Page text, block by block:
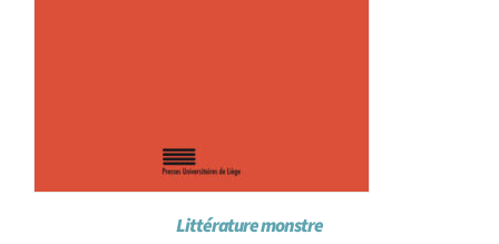
Littérature monstre